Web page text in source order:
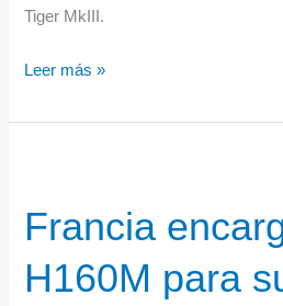
Tiger MkIII.
Francia
España
programa
MkIII
Leer más »
Francia
H160M para